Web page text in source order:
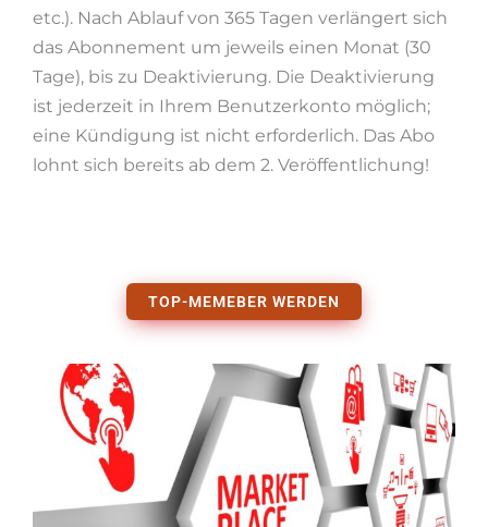
etc.). Nach Ablauf von 365 Tagen verlängert sich
das Abonnement um jeweils einen Monat (30
Tage), bis zu Deaktivierung. Die Deaktivierung
ist jederzeit in Ihrem Benutzerkonto möglich;
eine Kündigung ist nicht erforderlich. Das Abo
lohnt sich bereits ab dem 2. Veröffentlichung!
TOP-MEMEBER WERDEN